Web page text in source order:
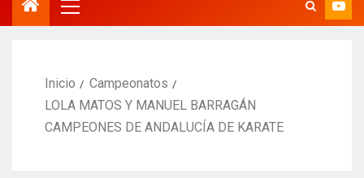
Inicio
Campeonatos
LOLA MATOS Y MANUEL BARRAGÁN
CAMPEONES DE ANDALUCÍA DE KARATE